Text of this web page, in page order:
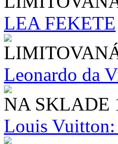
LEA FEKETE
Leonardo da
NA SKLADE
Louis